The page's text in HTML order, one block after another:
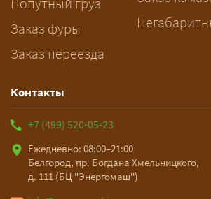
Заказ фуры
Заказ переезда
Контакты
+7 (499) 520-05-23
Ежедневно: 08:00–21:00
Белгород, пр. Богдана Хмельницкого,
д. 111 (БЦ "Энергомаш")